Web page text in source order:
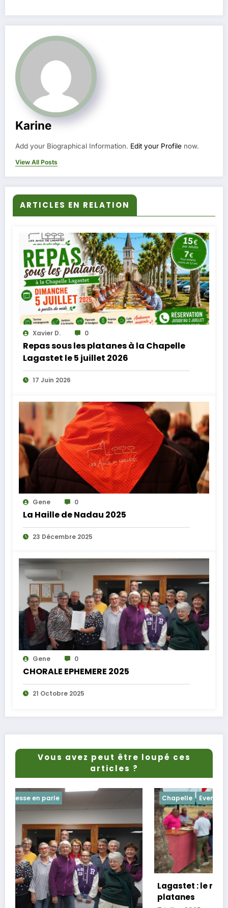
Karine
Add your Biographical Information. Edit your Profile now.
View All Posts
ARTICLES EN RELATION
Xavier D. 0
Repas sous les platanes à la Chapelle
Lagastet le 5 juillet 2026
17 Juin 2026
Gene 0
La Haille de Nadau 2025
23 Décembre 2025
Gene 0
CHORALE EPHEMERE 2025
21 Octobre 2025
Vous avez peut être loupé ces
articles ?
Chapelle
Lagastet : le repas champêtre réussi
platanes